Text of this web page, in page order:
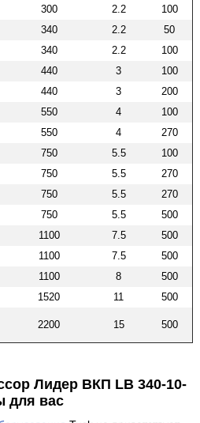
300 2.2
100
340 2.2
50
340 2.2
100
440 3
100
440 3
200
550 4
100
550 4
270
750 5.5
100
750 5.5
270
750 5.5
270
750 5.5
500
1100 7.5
500
1100 7.5
500
1100 8
500
1520 11
500
2200 15 500
Лидер ВКП LB 340-10-
для вас